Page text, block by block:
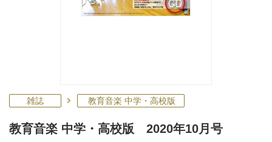
雑誌 教育音楽 中学・高校版
教育音楽 中学・高校版 2020年10月号